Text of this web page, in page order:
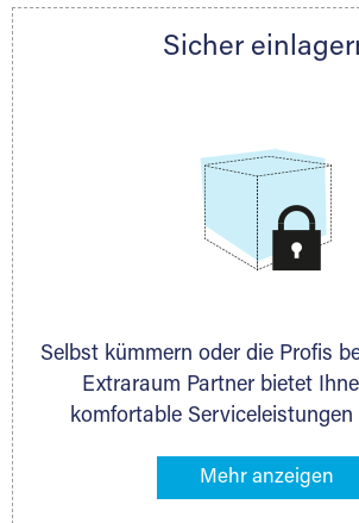
persönlich hinsichtlich
Sicher
Selbst kümmern oder die Profis
Extraraum Partner bietet
komfortable Serviceleistungen
gehören z. B.